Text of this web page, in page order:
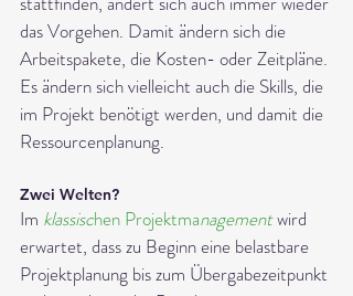
das Vorgehen. Damit ändern sich die
Arbeitspakete, die Kosten- oder Zeitpläne.
Es ändern sich vielleicht auch die Skills, die
im Projekt benötigt werden, und damit die
Ressourcenplanung.
Zwei Welten?
Im klassischen Projektmanagement wird
erwartet, dass zu Beginn eine belastbare
Projektplanung bis zum Übergabezeitpunkt